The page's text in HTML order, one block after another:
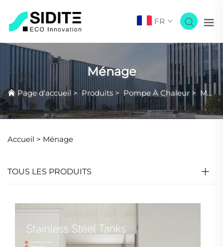
FR
Ménage
Page d'accueil >Produits>Pompe À Chaleur > Ménage
Accueil > Ménage
TOUS LES PRODUITS